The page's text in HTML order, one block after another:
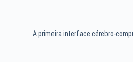
A primeira interface cérebro-